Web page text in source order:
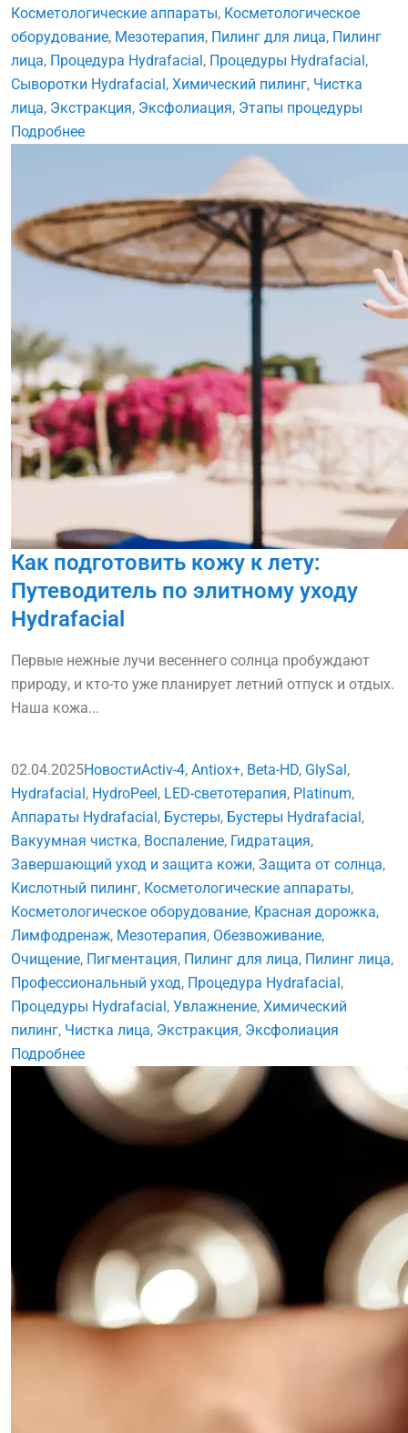
Косметологические аппараты, Косметологическое
оборудование, Мезотерапия, Пилинг для лица, Пилинг
лица, Процедура Hydrafacial , Процедуры Hydrafacial ,
Сыворотки Hydrafacial , Химический пилинг, Чистка
лица, Экстракция, Эксфолиация, Этапы процедуры
Подробнее
Как подготовить кожу к лету:
Путеводитель по элитному уходу
Hydrafacial
Первые нежные лучи весеннего солнца пробуждают
природу, и кто-то уже планирует летний отпуск и отдых.
Наша кожа...
02.04.2025НовостиActiv-4, Antiox+, Beta-HD, GlySal ,
Hydrafacial , HydroPeel , LED-светотерапия, Platinum,
Аппараты Hydrafacial , Бустеры, Бустеры Hydrafacial ,
Вакуумная чистка, Воспаление, Гидратация,
Завершающий уход и защита кожи, Защита от солнца,
Кислотный пилинг, Косметологические аппараты,
Косметологическое оборудование, Красная дорожка,
Лимфодренаж, Мезотерапия, Обезвоживание,
Очищение, Пигментация, Пилинг для лица, Пилинг лица,
Профессиональный уход, Процедура Hydrafacial ,
Процедуры Hydrafacial , Увлажнение, Химический
пилинг, Чистка лица, Экстракция, Эксфолиация
Подробнее